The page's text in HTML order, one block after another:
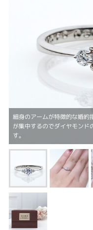
細身のアームが特徴的な婚約
が集中するのでダイヤモンド
す。